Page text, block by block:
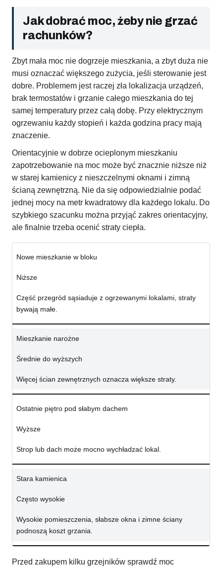
Jak dobrać moc, żeby nie grzać
rachunków?
Zbyt mała moc nie dogrzeje mieszkania, a zbyt duża nie
musi oznaczać większego zużycia, jeśli sterowanie jest
dobre. Problemem jest raczej zła lokalizacja urządzeń,
brak termostatów i grzanie całego mieszkania do tej
samej temperatury przez całą dobę. Przy elektrycznym
ogrzewaniu każdy stopień i każda godzina pracy mają
znaczenie.
Orientacyjnie w dobrze ocieplonym mieszkaniu
zapotrzebowanie na moc może być znacznie niższe niż
w starej kamienicy z nieszczelnymi oknami i zimną
ścianą zewnętrzną. Nie da się odpowiedzialnie podać
jednej mocy na metr kwadratowy dla każdego lokalu. Do
szybkiego szacunku można przyjąć zakres orientacyjny,
ale finalnie trzeba ocenić straty ciepła.
Nowe mieszkanie w bloku
Niższe
Część przegród sąsiaduje z ogrzewanymi lokalami, straty
bywają małe.
Mieszkanie narożne
Średnie do wyższych
Więcej ścian zewnętrznych oznacza większe straty.
Ostatnie piętro pod słabym dachem
Wyższe
Strop lub dach może mocno wychładzać lokal.
Stara kamienica
Często wysokie
Wysokie pomieszczenia, słabsze okna i zimne ściany
podnoszą koszt grzania.
Przed zakupem kilku grzejników sprawdź moc